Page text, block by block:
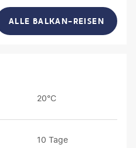
ALLE BALKAN-REISEN
20°C
10 Tage